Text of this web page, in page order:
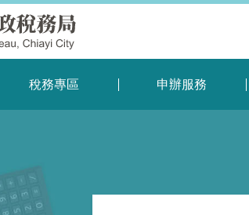
稅務專區 申辦服務